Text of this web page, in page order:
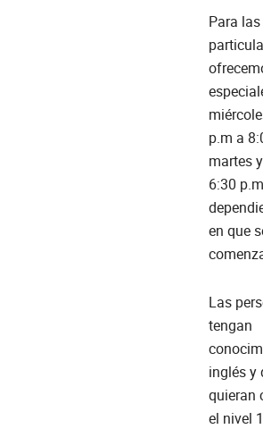
Para
p.m a
martes
6:30
en que
Las
tengan
inglés y
quieran
el nivel